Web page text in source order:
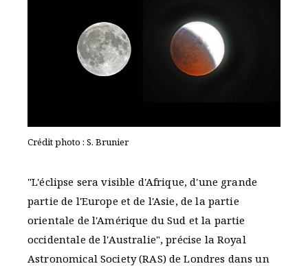
Crédit photo : S. Brunier
"L'éclipse sera visible d'Afrique, d'une grande
partie de l'Europe et de l'Asie, de la partie
orientale de l'Amérique du Sud et la partie
occidentale de l'Australie", précise la Royal
Astronomical Society (RAS) de Londres dans un